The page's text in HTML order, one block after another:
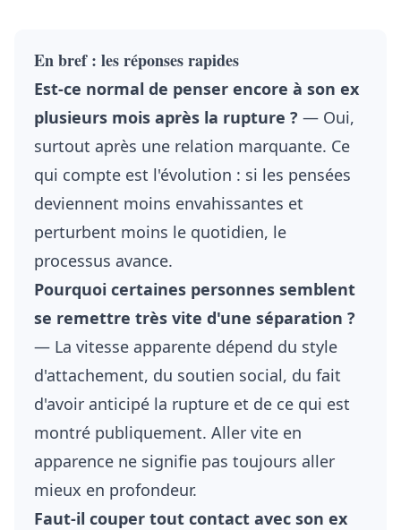
En bref : les réponses rapides
Est-ce normal de penser encore à son ex
plusieurs mois après la rupture ? — Oui,
surtout après une relation marquante. Ce
qui compte est l'évolution : si les pensées
deviennent moins envahissantes et
perturbent moins le quotidien, le
processus avance.
Pourquoi certaines personnes semblent
se remettre très vite d'une séparation ?
— La vitesse apparente dépend du style
d'attachement, du soutien social, du fait
d'avoir anticipé la rupture et de ce qui est
montré publiquement. Aller vite en
apparence ne signifie pas toujours aller
mieux en profondeur.
Faut-il couper tout contact avec son ex